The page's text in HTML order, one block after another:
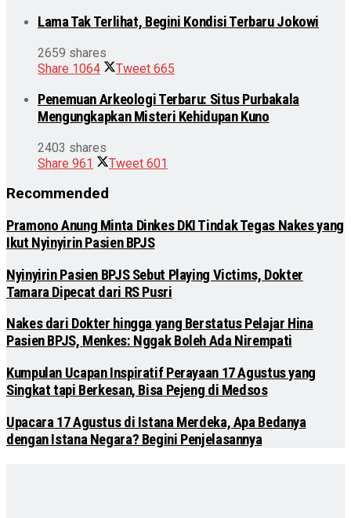
Lama Tak Terlihat, Begini Kondisi Terbaru Jokowi
2659 shares
Share 1064 Tweet 665
Penemuan Arkeologi Terbaru: Situs Purbakala
Mengungkapkan Misteri Kehidupan Kuno
2403 shares
Share 961 Tweet 601
Recommended
Pramono Anung Minta Dinkes DKI Tindak Tegas Nakes yang
Ikut Nyinyirin Pasien BPJS
Nyinyirin Pasien BPJS Sebut Playing Victims, Dokter
Tamara Dipecat dari RS Pusri
Nakes dari Dokter hingga yang Berstatus Pelajar Hina
Pasien BPJS, Menkes: Nggak Boleh Ada Nirempati
Kumpulan Ucapan Inspiratif Perayaan 17 Agustus yang
Singkat tapi Berkesan, Bisa Pejeng di Medsos
Upacara 17 Agustus di Istana Merdeka, Apa Bedanya
dengan Istana Negara? Begini Penjelasannya